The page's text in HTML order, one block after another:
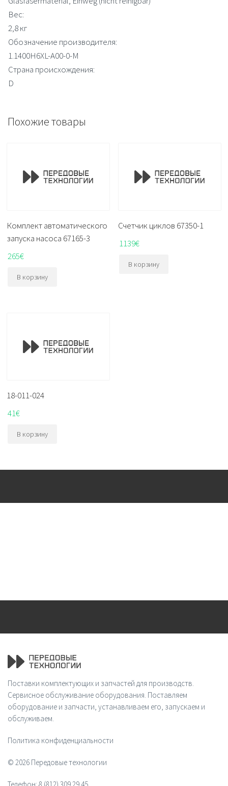
Вес:
2,8 кг
Обозначение производителя:
1.1400H6XL-A00-0-M
Страна происхождения:
D
Похожие товары
Комплект автоматического
запуска насоса 67165-3
265€
В корзину
Счетчик циклов 67350-1
1139€
В корзину
18-011-024
41€
В корзину
Поставки комплектующих и запчастей для производств.
Сервисное обслуживание оборудования. Поставляем
оборудование и запчасти, устанавливаем его, запускаем и
обслуживаем.
Политика конфиденциальности
© 2026 Передовые технологии